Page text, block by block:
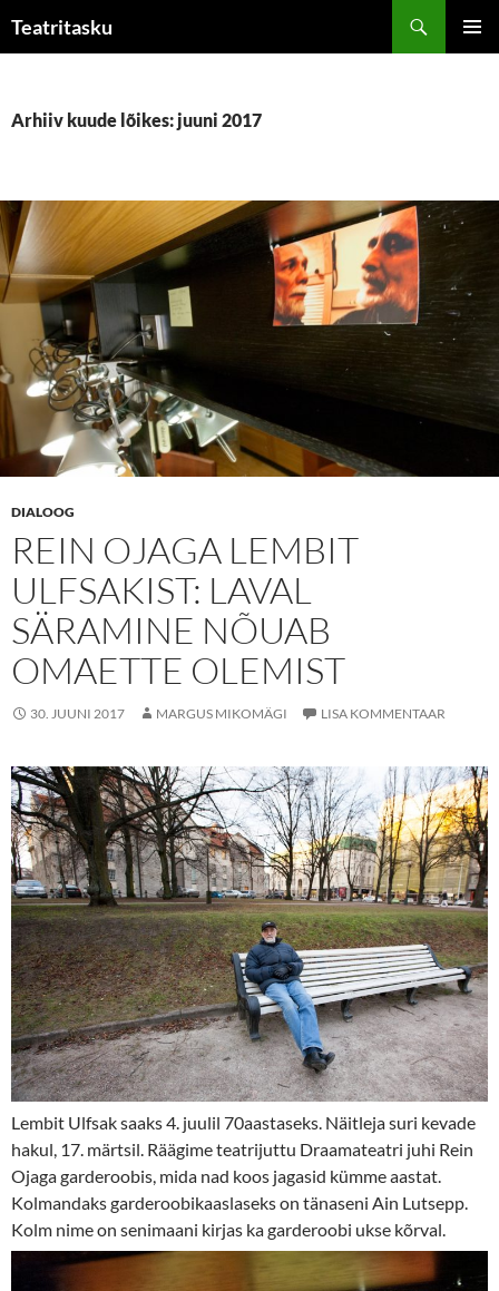
sisu
Teatritasku
Arhiiv kuude lõikes: juuni 2017
DIALOOG
REIN OJAGA LEMBIT
ULFSAKIST: LAVAL
SÄRAMINE NÕUAB
OMAETTE OLEMIST
30. JUUNI 2017 MARGUS MIKOMÄGI LISA KOMMENTAAR
Lembit Ulfsak saaks 4. juulil 70aastaseks. Näitleja suri kevade
hakul, 17. märtsil. Räägime teatrijuttu Draamateatri juhi Rein
Ojaga garderoobis, mida nad koos jagasid kümme aastat.
Kolmandaks garderoobikaaslaseks on tänaseni Ain Lutsepp.
Kolm nime on senimaani kirjas ka garderoobi ukse kõrval.